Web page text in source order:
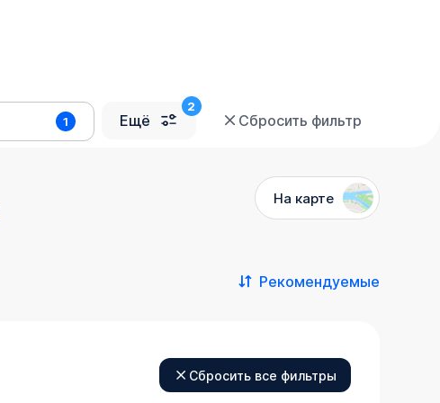
1 Ещё Сбросить фильтр
На карте
Рекомендуемые
Сбросить все фильтры